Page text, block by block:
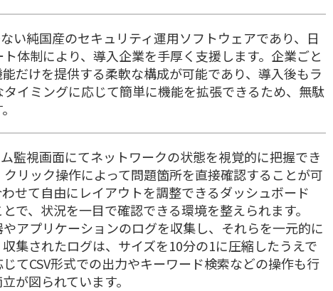
い純国産のセキュリティ運用ソフトウェアであり、日
体制により、導入企業を手厚く支援します。企業ごと
だけを提供する柔軟な構成が可能であり、導入後もラ
イミングに応じて簡単に機能を拡張できるため、無駄
監視画面にてネットワークの状態を視覚的に把握でき
リック操作によって問題箇所を直接確認することが可
せて自由にレイアウトを調整できるダッシュボード
で、状況を一目で確認できる環境を整えられます。
アプリケーションのログを収集し、それらを一元的に
集されたログは、サイズを10分の1に圧縮したうえで
てCSV形式での出力やキーワード検索などの操作も行
が図られています。